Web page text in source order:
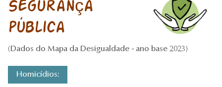
Segurança
pública
(Dados do Mapa da Desigualdade - ano base 2023)
Homicídios: